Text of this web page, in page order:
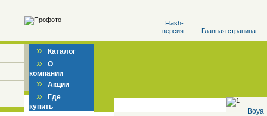
Flash-
версия
Главная страница
» Каталог
» О
компании
» Акции
» Где
купить
Boya